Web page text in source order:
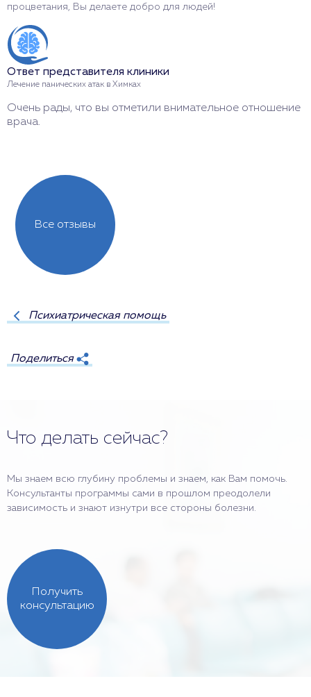
процветания, Вы делаете добро для людей!
Ответ представителя клиники
Лечение панических атак в Химках
Очень рады, что вы отметили внимательное отношение
врача.
Все отзывы
Психиатрическая помощь
Поделиться
Что делать сейчас?
Мы знаем всю глубину проблемы и знаем, как Вам помочь.
Консультанты программы сами в прошлом преодолели
зависимость и знают изнутри все стороны болезни.
Получить
консультацию